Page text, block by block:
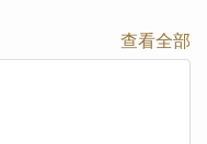
查看全部